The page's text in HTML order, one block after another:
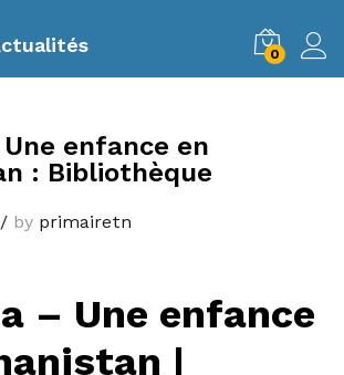
0
enfance en
: Bibliothèque
/ by primairetn
– Une enfance
|